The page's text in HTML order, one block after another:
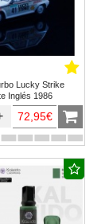
Lucky Strike
Inglés 1986
72,95€